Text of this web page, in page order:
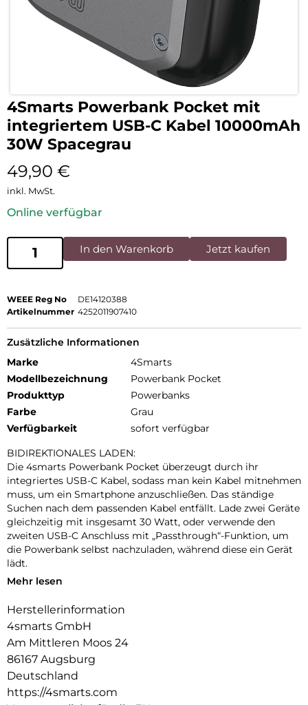
4Smarts Powerbank Pocket mit
integriertem USB-C Kabel 10000mAh
30W Spacegrau
49,90 €
inkl. MwSt.
Online verfügbar
In den Warenkorb Jetzt kaufen
WEEE Reg No
DE14120388
Artikelnummer 4252011907410
Zusätzliche Informationen
Marke
4Smarts
Modellbezeichnung
Powerbank Pocket
Produkttyp
Powerbanks
Farbe
Grau
Verfügbarkeit
sofort verfügbar
BIDIREKTIONALES LADEN:
Die 4smarts Powerbank Pocket überzeugt durch ihr
integriertes USB-C Kabel, sodass man kein Kabel mitnehmen
muss, um ein Smartphone anzuschließen. Das ständige
Suchen nach dem passenden Kabel entfällt. Lade zwei Geräte
gleichzeitig mit insgesamt 30 Watt, oder verwende den
zweiten USB-C Anschluss mit „Passthrough“-Funktion, um
die Powerbank selbst nachzuladen, während diese ein Gerät
lädt.
KOMPAKT & KRAFTVOLL:
Powerbank Pocket die Akkulaufzeit deines Smartphones
verlängern und deine Geräte bei Bedarf mit 30 Watt
aufladen. Unsere kompakte Powerbank Pocket wiegt nur 181
g und passt dank ihrer geringen Größe (8,3 x 5,9 x 2,6 cm) in
jede Jacken- oder Hosentasche.
LCD-DISPLAY:
Mehr lesen
Herstellerinformation
4smarts GmbH
Am Mittleren Moos 24
86167 Augsburg
Deutschland
https://4smarts.com